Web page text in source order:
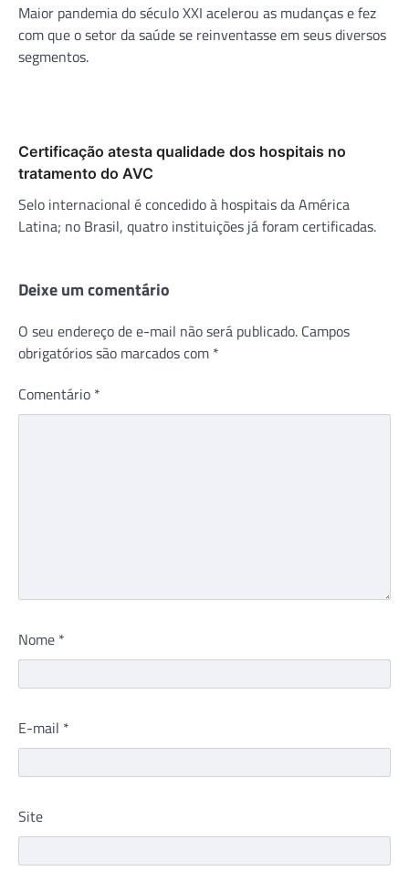
Maior pandemia do século XXI acelerou as mudanças e fez
com que o setor da saúde se reinventasse em seus diversos
segmentos.
Certificação atesta qualidade dos hospitais no
tratamento do AVC
Selo internacional é concedido à hospitais da América
Latina; no Brasil, quatro instituições já foram certificadas.
Deixe um comentário
O seu endereço de e-mail não será publicado. Campos
obrigatórios são marcados com *
Comentário *
Nome *
E-mail *
Site